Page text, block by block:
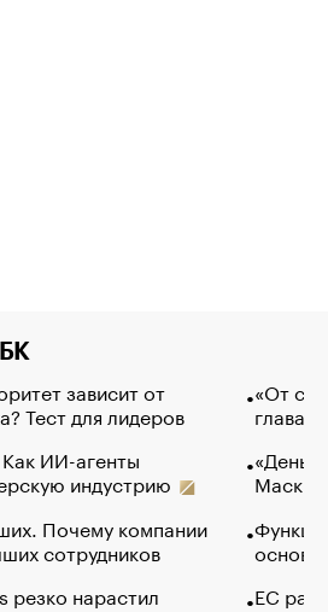
зависит от
Тест для лидеров
ИИ-агенты
индустрию
Почему компании
сотрудников
резко нарастил
«От
глава
Маск в
основ
ЕС